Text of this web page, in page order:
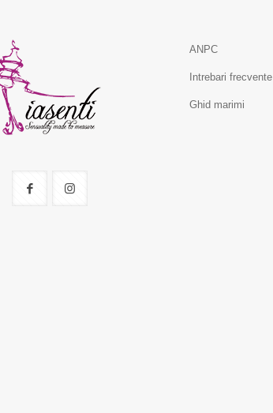
ANPC
Intrebari frecvente
Ghid marimi